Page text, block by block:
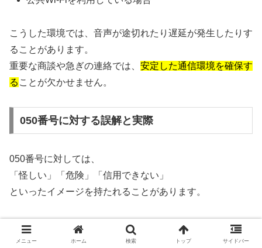
こうした環境では、音声が途切れたり遅延が発生したりす
ることがあります。
重要な商談や急ぎの連絡では、 安定した通信環境を確保す
る ことが欠かせません。
050番号に対する誤解と実際
050番号に対しては、
「怪しい」「危険」「信用できない」
といったイメージを持たれることがあります。
しかし、実際には050番号そのものが危険というわけでは
ありません。
メニュー ホーム 検索 トップ サイドバー